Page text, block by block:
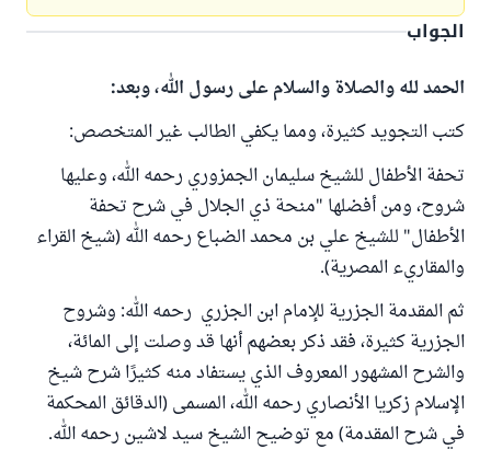
الجواب
الحمد لله والصلاة والسلام على رسول الله، وبعد:
كتب التجويد كثيرة، ومما يكفي الطالب غير المتخصص:
تحفة الأطفال للشيخ سليمان الجمزوري رحمه الله، وعليها
شروح، ومن أفضلها "منحة ذي الجلال في شرح تحفة
الأطفال" للشيخ علي بن محمد الضباع رحمه الله (شيخ القراء
والمقاريء المصرية).
ثم المقدمة الجزرية للإمام ابن الجزري رحمه الله: وشروح
الجزرية كثيرة، فقد ذكر بعضهم أنها قد وصلت إلى المائة،
والشرح المشهور المعروف الذي يستفاد منه كثيرًا شرح شيخ
الإسلام زكريا الأنصاري رحمه الله، المسمى (الدقائق المحكمة
في شرح المقدمة) مع توضيح الشيخ سيد لاشين رحمه الله.